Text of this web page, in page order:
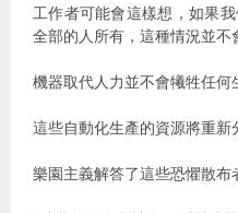
工作者可能會這樣想，如果
全部的人所有，這種情況並不
機器取代人力並不會犧牲任何
這些自動化生產的資源將重新
樂園主義解答了這些恐懼散